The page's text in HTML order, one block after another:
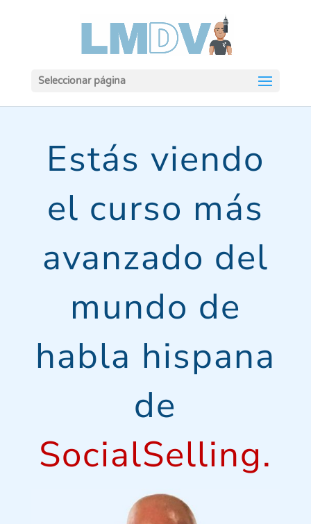
Seleccionar página
Estás viendo
el curso más
avanzado del
mundo de
habla hispana
de
SocialSelling.